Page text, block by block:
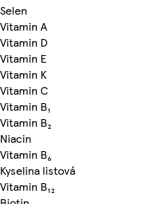
Selen
Vitamin A
Vitamin D
Vitamin E
Vitamin K
Vitamin C
Vitamin B₁
Vitamin B₂
Niacin
Vitamin B₆
Kyselina listová
Vitamin B₁₂